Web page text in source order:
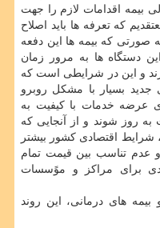
بیمه اقدامات لازم را جهت
که تعرفه ها باید اصلاح
صورتی که بیمه ها این دفعه
دستگاه ها به مرور زمان
و این در شرایطی است که
جدید بسیار با مشکل روبرو
عرضه خدمات با کیفیت به
به روز شوند و از آنجایی که
شرایط اقتصادی کشور بیشتر
و عدم تناسب بین قیمت تمام
برای مراکز و موًسسات
بیمه های درمانی، این روند